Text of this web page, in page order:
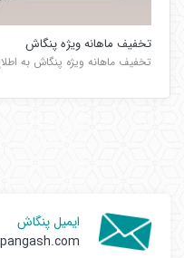
تخفیف ماهانه ویژه پنگاش
تخفیف ماهانه ویژه پنگاش به
ایمیل پنگاش